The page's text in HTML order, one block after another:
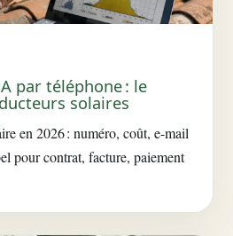
par téléphone : le
solaires
en 2026 : numéro, coût, e-mail
pour contrat, facture, paiement